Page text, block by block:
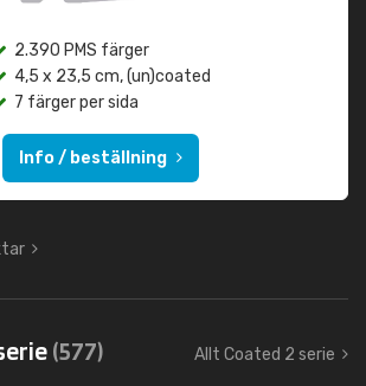
2.390 PMS färger
4,5 x 23,5 cm, (un)coated
7 färger per sida
Info / beställning
(577) Allt Coated 2 serie